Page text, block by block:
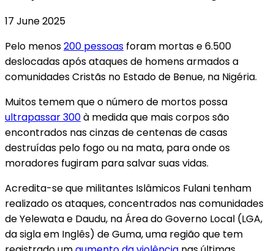
17 June 2025
Pelo menos200 pessoas foram mortas e 6.500
deslocadas após ataques de homens armados a
comunidades Cristãs no Estado de Benue, na Nigéria.
Muitos temem que o número de mortos possa
ultrapassar 300à medida que mais corpos são
encontrados nas cinzas de centenas de casas
destruídas pelo fogo ou na mata, para onde os
moradores fugiram para salvar suas vidas.
Acredita-se que militantes Islâmicos Fulani tenham
realizado os ataques, concentrados nas comunidades
de Yelewata e Daudu, na Área do Governo Local (LGA,
da sigla em Inglês) de Guma, uma região que tem